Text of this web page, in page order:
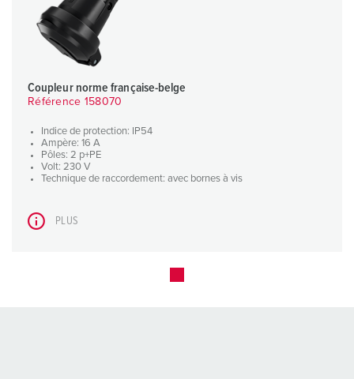
Coupleur norme française-belge
Référence 158070
Indice de protection: IP54
Ampère: 16 A
Pôles: 2 p+PE
Volt: 230 V
Technique de raccordement: avec bornes à vis
PLUS